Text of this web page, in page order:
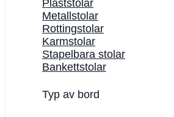
Plaststolar
Metallstolar
Rottingstolar
Karmstolar
Stapelbara stolar
Bankettstolar
Typ av bord